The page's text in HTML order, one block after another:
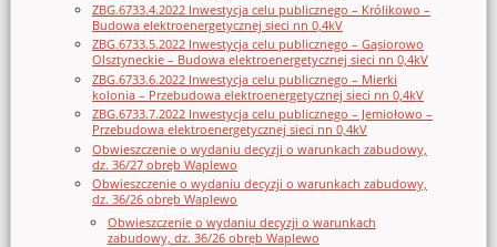
ZBG.6733.4.2022 Inwestycja celu publicznego – Królikowo –
Budowa elektroenergetycznej sieci nn 0,4kV
ZBG.6733.5.2022 Inwestycja celu publicznego – Gąsiorowo
Olsztyneckie – Budowa elektroenergetycznej sieci nn 0,4kV
ZBG.6733.6.2022 Inwestycja celu publicznego – Mierki
kolonia – Przebudowa elektroenergetycznej sieci nn 0,4kV
ZBG.6733.7.2022 Inwestycja celu publicznego – Jemiołowo –
Przebudowa elektroenergetycznej sieci nn 0,4kV
Obwieszczenie o wydaniu decyzji o warunkach zabudowy,
dz. 36/27 obręb Waplewo
Obwieszczenie o wydaniu decyzji o warunkach zabudowy,
dz. 36/26 obręb Waplewo
Obwieszczenie o wydaniu decyzji o warunkach
zabudowy, dz. 36/26 obręb Waplewo